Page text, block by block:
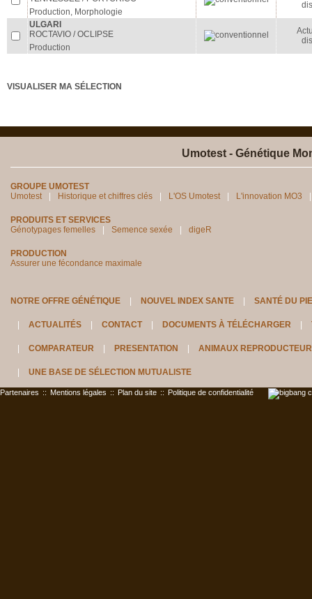
Production, Morphologie
ULGARI
ROCTAVIO / OCLIPSE
Production
VISUALISER MA SÉLECTION
Umotest - Génétique
GROUPE UMOTEST
Umotest
Historique et chiffres clés L'OS Umotest L'innovation MO3
PRODUITS ET SERVICES
Génotypages femelles
Semence sexée digeR
PRODUCTION
Assurer une fécondance maximale
NOTRE OFFRE GÉNÉTIQUE NOUVEL INDEX SANTE SANTÉ DU
ACTUALITÉS CONTACT DOCUMENTS À TÉLÉCHARGER
COMPARATEUR PRESENTATION ANIMAUX
UNE BASE DE SÉLECTION MUTUALISTE
Partenaires :: Mentions légales :: Plan du site :: Politique de confidentialité